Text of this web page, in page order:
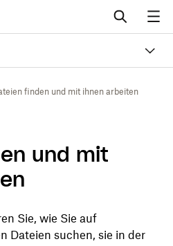
finden und mit ihnen arbeiten
und mit
Sie, wie Sie auf
Dateien suchen, sie in der